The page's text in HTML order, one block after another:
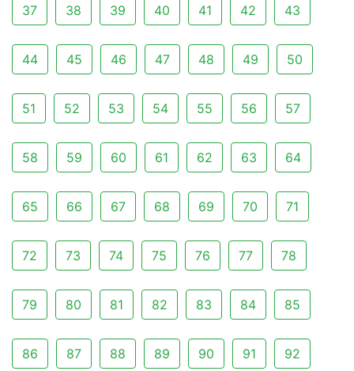
37 38 39 40 41 42 43
44 45 46 47 48 49 50
51 52 53 54 55 56 57
58 59 60 61 62 63 64
65 66 67 68 69 70 71
72 73 74 75 76 77 78
79 80 81 82 83 84 85
86 87 88 89 90 91 92